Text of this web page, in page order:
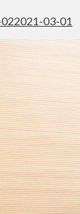
2021-03-01